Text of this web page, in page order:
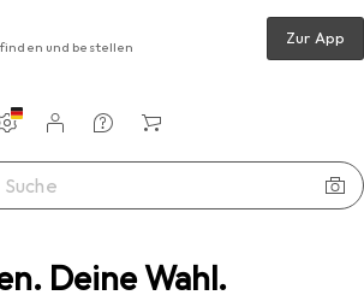
Deine Wahl.
und bestellen Zur App
Sets ArciTech, anthrazit